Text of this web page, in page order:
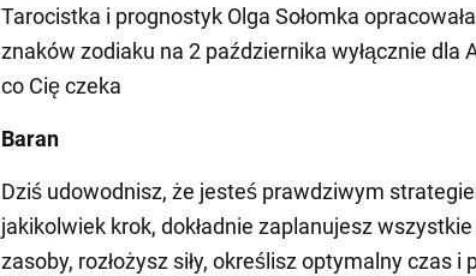
Tarocistka i prognostyk Olga Sołomka
znaków zodiaku na 2 października wyłącznie dla
co Cię czeka
Baran
Dziś udowodnisz, że jesteś prawdziwym
jakikolwiek krok, dokładnie zaplanujesz
zasoby, rozłożysz siły, określisz optymalny czas i